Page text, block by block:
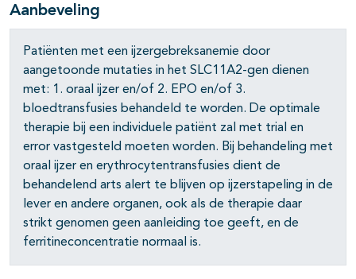
open- en dichtklappen
open- en dichtklappen
open- en dichtklappen
Aanbeveling
Patiënten met een ijzergebreksanemie door
aangetoonde mutaties in het SLC11A2-gen dienen
met: 1. oraal ijzer en/of 2. EPO en/of 3.
bloedtransfusies behandeld te worden. De optimale
therapie bij een individuele patiënt zal met trial en
error vastgesteld moeten worden. Bij behandeling met
oraal ijzer en erythrocytentransfusies dient de
behandelend arts alert te blijven op ijzerstapeling in de
lever en andere organen, ook als de therapie daar
strikt genomen geen aanleiding toe geeft, en de
ferritineconcentratie normaal is.